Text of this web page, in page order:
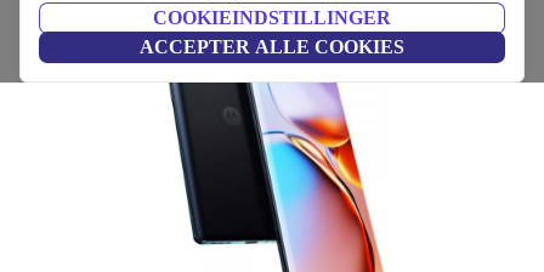
COOKIEINDSTILLINGER
ACCEPTER ALLE COOKIES